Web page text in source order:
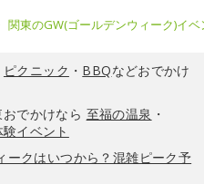
関東のGW(ゴールデンウィーク)イ
ピクニック ・ BBQなどおでかけ
でかけなら 至福の温泉 ・
イベント
ークはいつから？混雑ピーク予